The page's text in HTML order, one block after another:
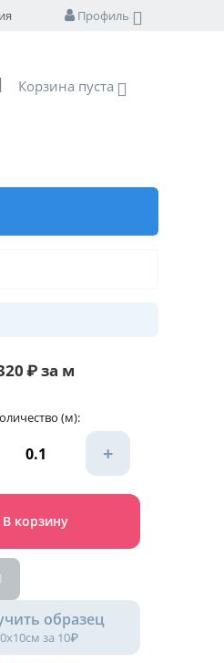
Профиль
Корзина пуста
₽за м
(м):
+
В корзину
образец
за 10₽